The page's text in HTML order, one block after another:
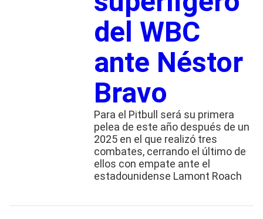
del WBC
ante Néstor
Bravo
Para el Pitbull será su primera
pelea de este año después de un
2025 en el que realizó tres
combates, cerrando el último de
ellos con empate ante el
estadounidense Lamont Roach